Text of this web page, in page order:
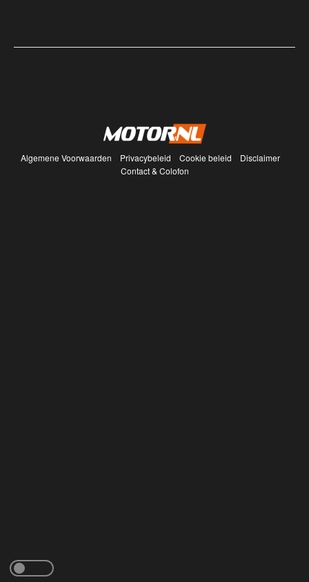
Algemene Voorwaarden Privacybeleid Cookie beleid
Disclaimer
Contact & Colofon